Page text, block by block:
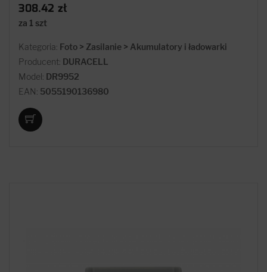
308.42 zł
za 1 szt
Kategoria: Foto > Zasilanie > Akumulatory i ładowarki
Producent: DURACELL
Model: DR9952
EAN: 5055190136980